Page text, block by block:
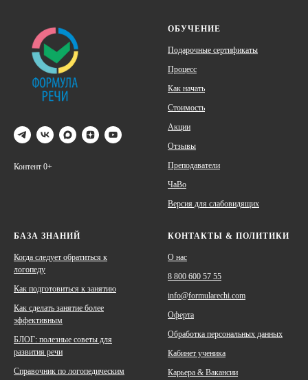
Контент 0+
ОБУЧЕНИЕ
Подарочные сертификаты
Процесс
Как начать
Стоимость
Акции
Отзывы
Преподаватели
ЧаВо
Версия для слабовидящих
БАЗА ЗНАНИЙ
Когда следует обратиться к
логопеду
Как подготовиться к занятию
Как сделать занятие более
эффективным
БЛОГ: полезные советы для
развития речи
Справочник по логопедическим
КОНТАКТЫ & ПОЛИТИКИ
О наc
8 800 600 57 55
info@formularechi.com
Оферта
Обработка персональных данных
Кабинет ученика
Карьера & Вакансии